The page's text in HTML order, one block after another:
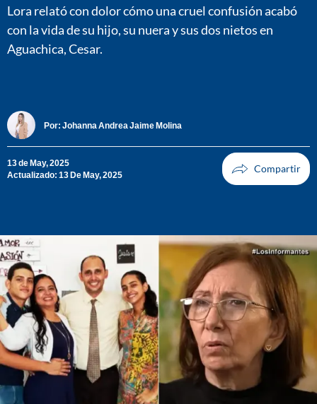
Lora relató con dolor cómo una cruel confusión acabó
con la vida de su hijo, su nuera y sus dos nietos en
Aguachica, Cesar.
Por: Johanna Andrea Jaime Molina
13 de May, 2025
Actualizado: 13 De May, 2025